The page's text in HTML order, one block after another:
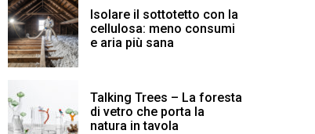
Isolare il sottotetto con la
cellulosa: meno consumi
e aria più sana
Talking Trees – La foresta
di vetro che porta la
natura in tavola